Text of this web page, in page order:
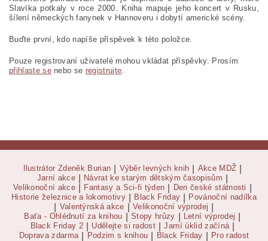
Slavíka potkaly v roce 2000. Kniha mapuje jeho koncert v Rusku,
šílení německých fanynek v Hannoveru i dobytí americké scény.
Buďte první, kdo napíše příspěvek k této položce.
Pouze registrovaní uživatelé mohou vkládat příspěvky. Prosím
přihlaste senebo se registrujte.
Ilustrátor Zdeněk Burian Výběr levných knih Akce MDŽ
Jarní akce Návrat ke starým dětským časopisům
Velikonoční akce Fantasy a Sci-fi týden Den české státnosti
Historie železnice a lokomotivy Black Friday Povánoční nadílka
Valentýnská akce Velikonoční výprodej
Baťa - Ohlédnutí za knihou Stopy hrůzy Letní výprodej
Black Friday 2 Udělejte si radost Jarní úklid začíná
Doprava zdarma Podzim s knihou Black Friday Pro radost